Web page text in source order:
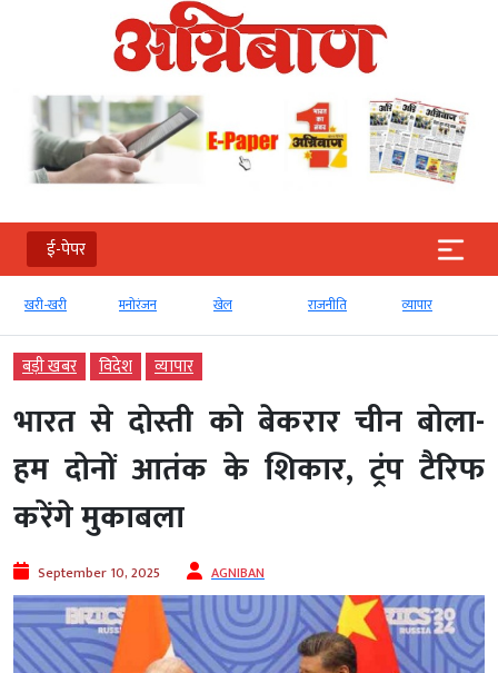
ई-पेपर
खरी-खरी मनोरंजन खेल राजनीति व्‍यापार
बड़ी खबर विदेश व्‍यापार
भारत से दोस्ती को बेकरार चीन बोला-
हम दोनों आतंक के शिकार, ट्रंप टैरिफ
करेंगे मुकाबला
September 10, 2025 AGNIBAN